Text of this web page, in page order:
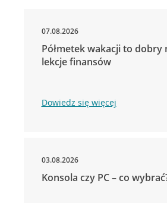
07.08.2026
Półmetek wakacji to dobry
lekcje finansów
Dowiedz się więcej
03.08.2026
Konsola czy PC – co